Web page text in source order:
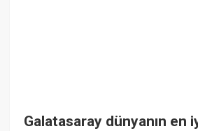
Galatasaray dünyanın en